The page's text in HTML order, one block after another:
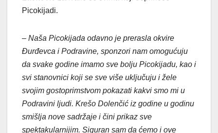
Picokijadi.
– Naša Picokijada odavno je prerasla okvire
Đurđevca i Podravine, sponzori nam omogućuju
da svake godine imamo sve bolju Picokijadu, kao i
svi stanovnici koji se sve više uključuju i žele
svojim gostoprimstvom pokazati kakvi smo mi u
Podravini ljudi. Krešo Dolenčić iz godine u godinu
smišlja nove sadržaje i čini prikaz sve
spektakularnijim. Siguran sam da ćemo i ove